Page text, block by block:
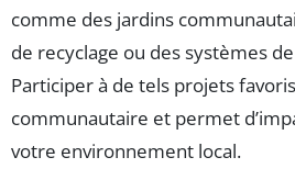
comme des jardins
de recyclage ou des systèmes
Participer à de tels projets
communautaire et permet
votre environnement local.